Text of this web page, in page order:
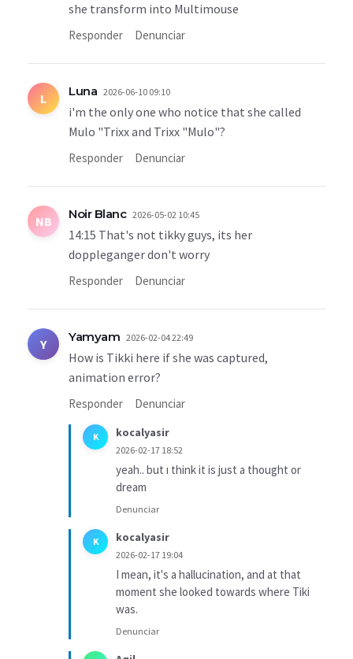
she transform into Multimouse
Responder Denunciar
L Luna 2026-06-10 09:10
i'm the only one who notice that she called
Mulo "Trixx and Trixx "Mulo"?
Responder Denunciar
NB Noir Blanc 2026-05-02 10:45
14:15 That's not tikky guys, its her
doppleganger don't worry
Responder Denunciar
Y Yamyam 2026-02-04 22:49
How is Tikki here if she was captured,
animation error?
Responder Denunciar
K kocalyasir
2026-02-17 18:52
yeah.. but ı think it is just a thought or
dream
Denunciar
K kocalyasir
2026-02-17 19:04
I mean, it's a hallucination, and at that
moment she looked towards where Tiki
was.
Denunciar